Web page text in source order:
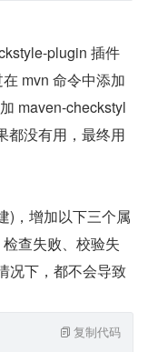
plugin 插件
mvn 命令中添加
maven-checkstyl
都没有用，最终用
)，增加以下三个属
查失败、校验失
况下，都不会导致
复制代码